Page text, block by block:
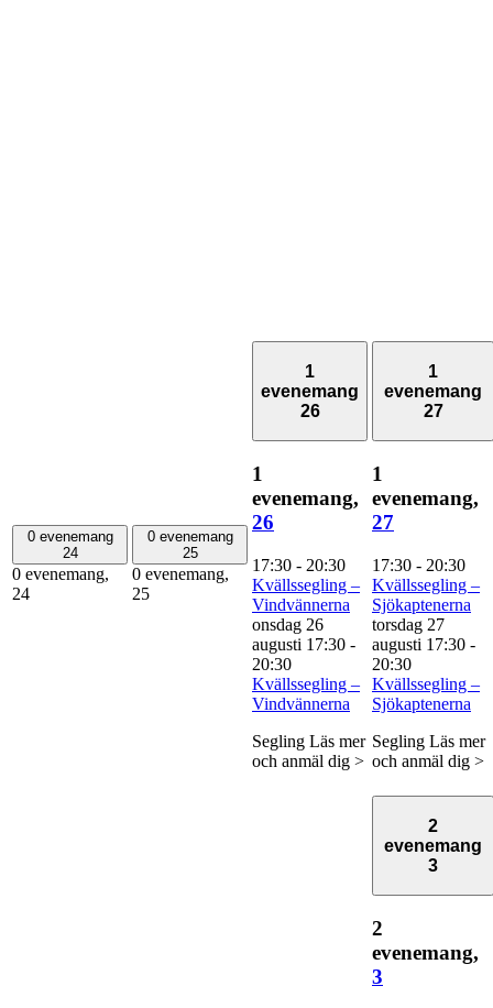
0 evenemang
24
0 evenemang,
24
0 evenemang
25
0 evenemang,
25
1
evenemang
26
1
evenemang,
26
17:30 - 20:30
Kvällssegling –
Vindvännerna
onsdag 26
augusti 17:30 -
20:30
Kvällssegling –
Vindvännerna
Segling Läs mer
och anmäl dig >
1
evenemang
27
1
evenemang,
27
17:30 - 20:30
Kvällssegling –
Sjökaptenerna
torsdag 27
augusti 17:30 -
20:30
Kvällssegling –
Sjökaptenerna
Segling Läs mer
och anmäl dig >
2
evenemang
3
2
evenemang,
3